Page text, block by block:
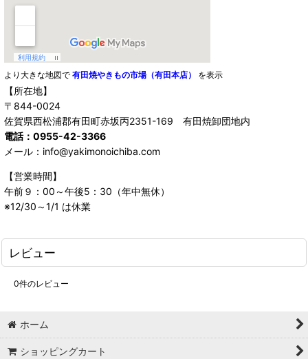
より大きな地図で 有田焼やきもの市場（有田本店） を表示
【所在地】
〒844-0024
佐賀県西松浦郡有田町赤坂丙2351-169 有田焼卸団地内
電話：0955-42-3366
メール：info@yakimonoichiba.com
【営業時間】
午前９：00～午後5：30（年中無休）
※12/30～1/1 は休業
レビュー
0件のレビュー
ホーム
ショッピングカート